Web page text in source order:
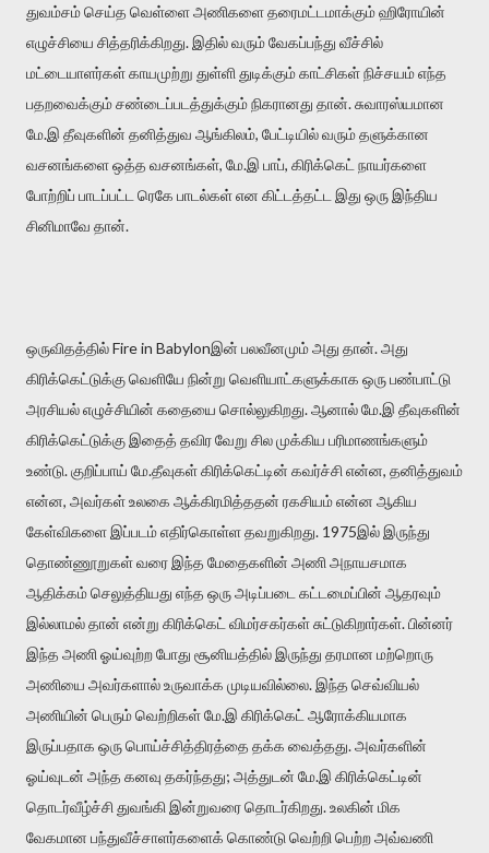
துவம்சம் செய்த வெள்ளை அணிகளை தரைமட்டமாக்கும் ஹிரோயின்
எழுச்சியை சித்தரிக்கிறது. இதில் வரும் வேகப்பந்து வீச்சில்
மட்டையாளர்கள் காயமுற்று துள்ளி துடிக்கும் காட்சிகள் நிச்சயம் எந்த
பதறவைக்கும் சண்டைப்படத்துக்கும் நிகரானது தான். சுவாரஸ்யமான
மே.இ தீவுகளின் தனித்துவ ஆங்கிலம், பேட்டியில் வரும் தளுக்கான
வசனங்களை ஒத்த வசனங்கள், மே.இ பாப், கிரிக்கெட் நாயர்களை
போற்றிப் பாடப்பட்ட ரெகே பாடல்கள் என கிட்டத்தட்ட இது ஒரு இந்திய
சினிமாவே தான்.
ஒருவிதத்தில் Fire in Babylonஇன் பலவீனமும் அது தான். அது
கிரிக்கெட்டுக்கு வெளியே நின்று வெளியாட்களுக்காக ஒரு பண்பாட்டு
அரசியல் எழுச்சியின் கதையை சொல்லுகிறது. ஆனால் மே.இ தீவுகளின்
கிரிக்கெட்டுக்கு இதைத் தவிர வேறு சில முக்கிய பரிமாணங்களும்
உண்டு. குறிப்பாய் மே.தீவுகள் கிரிக்கெட்டின் கவர்ச்சி என்ன, தனித்துவம்
என்ன, அவர்கள் உலகை ஆக்கிரமித்ததன் ரகசியம் என்ன ஆகிய
கேள்விகளை இப்படம் எதிர்கொள்ள தவறுகிறது. 1975இல் இருந்து
தொண்ணூறுகள் வரை இந்த மேதைகளின் அணி அநாயசமாக
ஆதிக்கம் செலுத்தியது எந்த ஒரு அடிப்படை கட்டமைப்பின் ஆதரவும்
இல்லாமல் தான் என்று கிரிக்கெட் விமர்சகர்கள் சுட்டுகிறார்கள். பின்னர்
இந்த அணி ஓய்வுற்ற போது சூனியத்தில் இருந்து தரமான மற்றொரு
அணியை அவர்களால் உருவாக்க முடியவில்லை. இந்த செவ்வியல்
அணியின் பெரும் வெற்றிகள் மே.இ கிரிக்கெட் ஆரோக்கியமாக
இருப்பதாக ஒரு பொய்ச்சித்திரத்தை தக்க வைத்தது. அவர்களின்
ஓய்வுடன் அந்த கனவு தகர்ந்தது; அத்துடன் மே.இ கிரிக்கெட்டின்
தொடர்வீழ்ச்சி துவங்கி இன்றுவரை தொடர்கிறது. உலகின் மிக
வேகமான பந்துவீச்சாளர்களைக் கொண்டு வெற்றி பெற்ற அவ்வணி